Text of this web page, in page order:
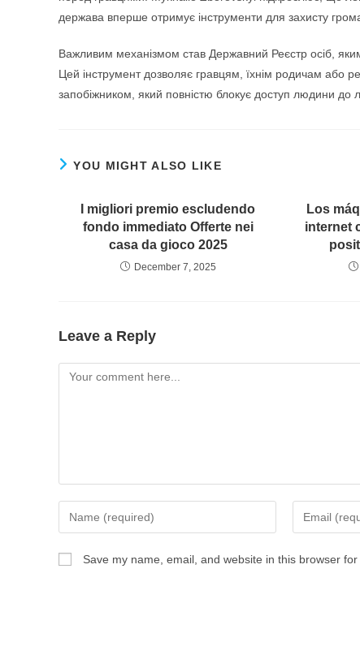
держава вперше отримує інструменти для захисту
Важливим механізмом став Державний Реєстр осіб,
Цей інструмент дозволяє гравцям, їхнім родичам або
запобіжником, який повністю блокує доступ людини до
YOU MIGHT ALSO LIKE
I migliori premio escludendo
fondo immediato Offerte nei
casa da gioco 2025
December 7, 2025
Los
internet
Leave a Reply
Save my name, email, and website in this browser